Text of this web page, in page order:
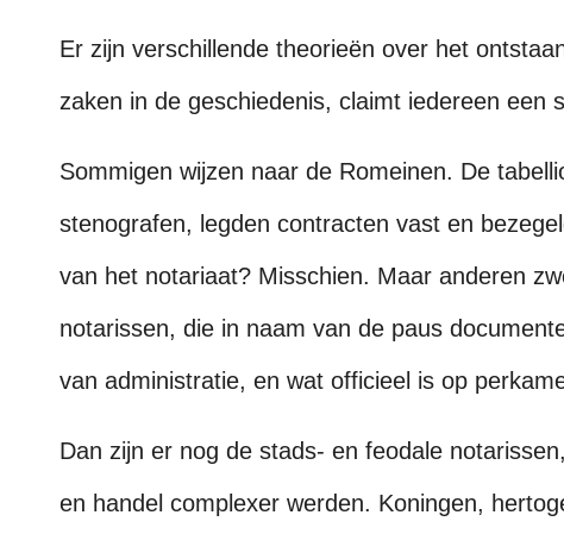
Er zijn verschillende theorieën over het
zaken in de geschiedenis, claimt iedereen een
Sommigen wijzen naar de Romeinen. De
stenografen, legden contracten vast en
van het notariaat? Misschien. Maar anderen
notarissen, die in naam van de paus
van administratie, en wat officieel is op
Dan zijn er nog de stads- en feodale
en handel complexer werden. Koningen,